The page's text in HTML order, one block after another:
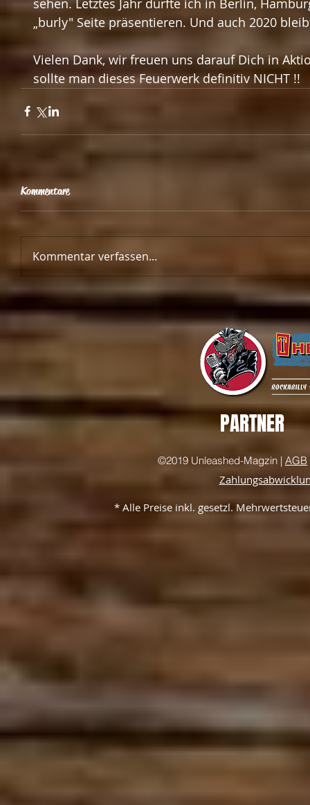
„burly" Seite präsentieren. Und auch 2020
Vielen Dank, wir freuen uns darauf Dich in
sollte man dieses Feuerwerk definitiv NICHT !!
Kommentare
Kommentar verfassen...
PARTNER
©2019 Unleashed-Magzin | AGB
* Alle Preise inkl. gesetzl.